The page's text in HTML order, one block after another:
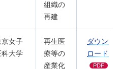
組織の
再建
京女子
科大学
再生医
療等の
産業化
ダウン
ロード
PDF